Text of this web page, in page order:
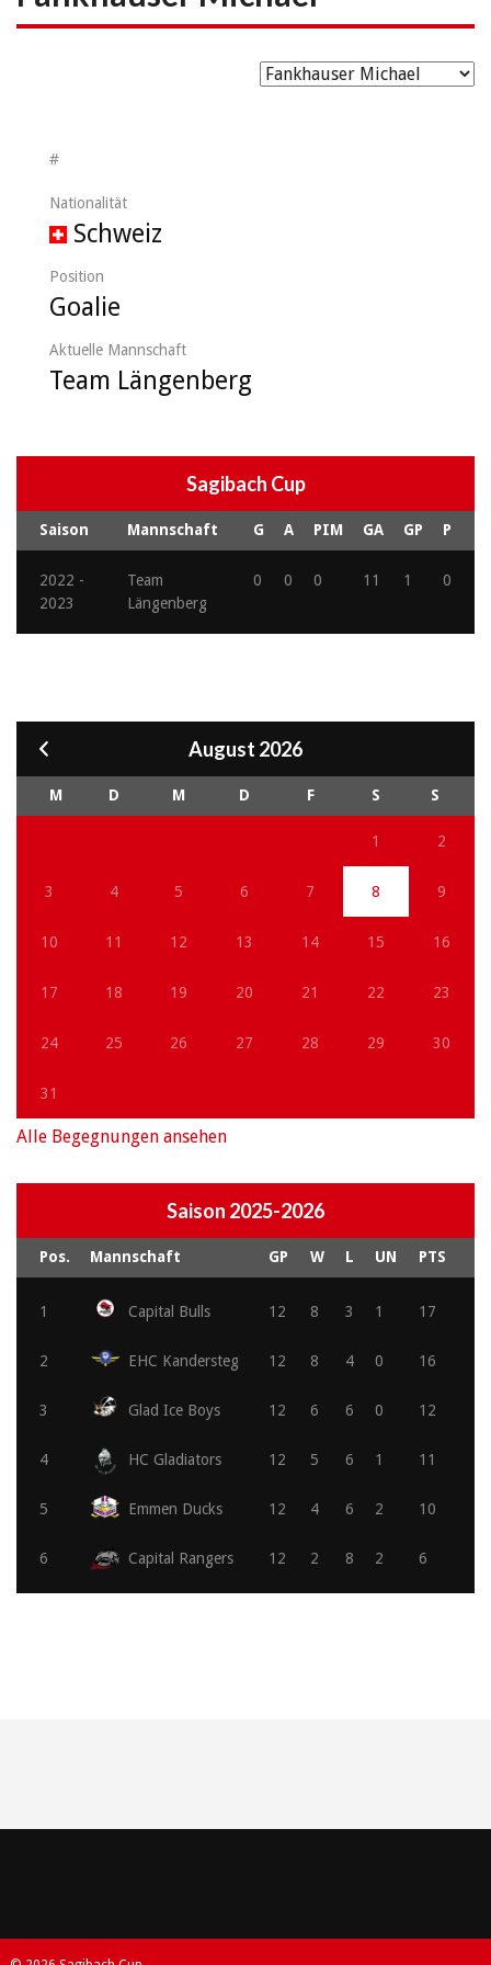
#
Nationalität
Schweiz
Position
Goalie
Aktuelle Mannschaft
Team Längenberg
Sagibach Cup
Saison Mannschaft G A PIM GA GP P
2022 -
2023
Team
Längenberg
0 0 0 11 1 0
August 2026
M D M D F S S
1 2
3 4 5 6 7 8 9
10 11 12 13 14 15 16
17 18 19 20 21 22 23
24 25 26 27 28 29 30
31
Alle Begegnungen ansehen
Saison 2025-2026
Pos. Mannschaft GP W L UN PTS
1 Capital Bulls 12 8 3 1 17
2 EHC Kandersteg 12 8 4 0 16
3 Glad Ice Boys 12 6 6 0 12
4 HC Gladiators 12 5 6 1 11
5 Emmen Ducks 12 4 6 2 10
6 Capital Rangers 12 2 8 2 6